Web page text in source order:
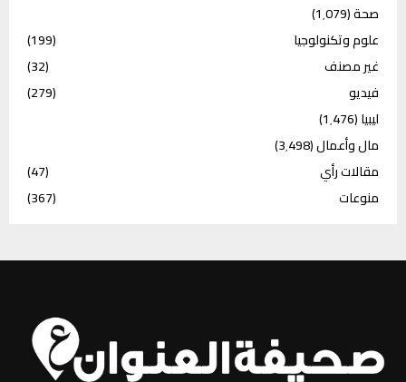
صحة(1٬079)
علوم وتكنولوجيا
(199)
غير مصنف
(32)
فيديو
(279)
ليبيا(1٬476)
مال وأعمال(3٬498)
مقالات رأي
(47)
منوعات
(367)